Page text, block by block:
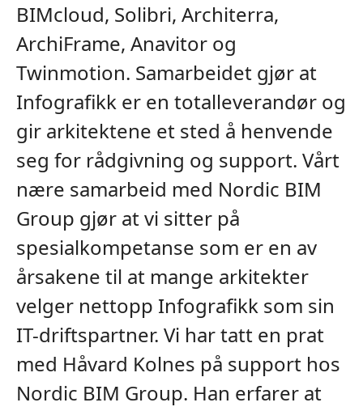
BIMcloud, Solibri, Architerra,
ArchiFrame, Anavitor og
Twinmotion. Samarbeidet gjør at
Infografikk er en totalleverandør og
gir arkitektene et sted å henvende
seg for rådgivning og support. Vårt
nære samarbeid med Nordic BIM
Group gjør at vi sitter på
spesialkompetanse som er en av
årsakene til at mange arkitekter
velger nettopp Infografikk som sin
IT-driftspartner. Vi har tatt en prat
med Håvard Kolnes på support hos
Nordic BIM Group. Han erfarer at